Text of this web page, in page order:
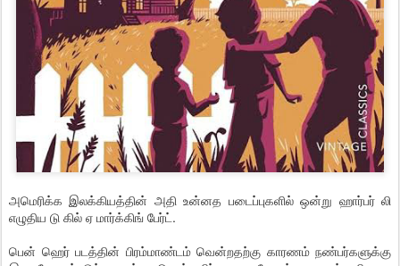
அமெரிக்க இலக்கியத்தின் அதி உன்னத படைப்புகளில் ஒன்று ஹார்பர் லி
எழுதிய டு கில் ஏ மார்க்கிங் பேர்ட்.
பென் ஹெர் படத்தின் பிரம்மாண்டம் வென்றதற்கு காரணம் நண்பர்களுக்கு